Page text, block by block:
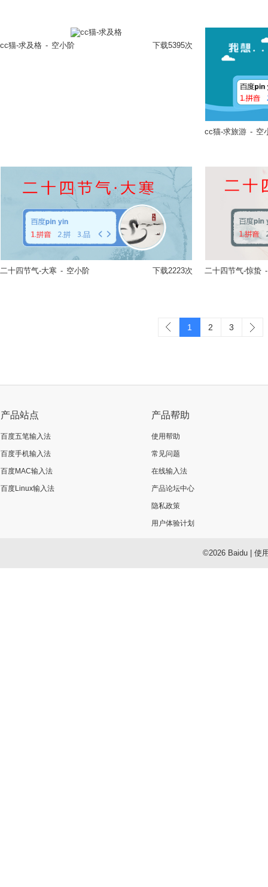
cc猫-求及格 - 空小阶 下载5395次
cc猫-求旅游 - 空
立即换肤
二十四节气-大寒 - 空小阶 下载2223次 二十四节气-惊蛰 -
1 2 3
产品站点
百度五笔输入法
百度手机输入法
百度MAC输入法
百度Linux输入法
产品帮助
使用帮助
常见问题
在线输入法
产品论坛中心
隐私政策
用户体验计划
©2026 Baidu| 使